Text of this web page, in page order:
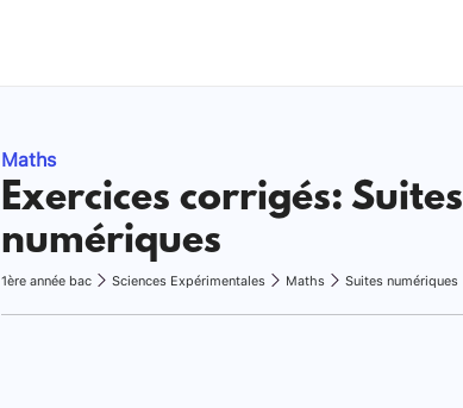
Maths
Exercices corrigés: Suites
numériques
1ère année bac Sciences Expérimentales Maths Suites numériques